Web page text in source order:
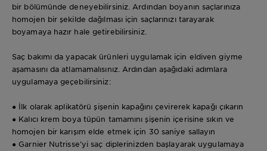
bir bölümünde deneyebilirsiniz. Ardından boyanın saçlarınıza
homojen bir şekilde dağılması için saçlarınızı tarayarak
boyamaya hazır hale getirebilirsiniz.
Saç bakımı da yapacak ürünleri uygulamak için eldiven giyme
aşamasını da atlamamalısınız. Ardından aşağıdaki adımlara
uygulamaya geçebilirsiniz:
● İlk olarak aplikatörü şişenin kapağını çevirerek kapağı çıkarın
● Kalıcı krem boya tüpün tamamını şişenin içerisine sıkın ve
homojen bir karışım elde etmek için 30 saniye sallayın
● Garnier Nutrisse’yi saç diplerinizden başlayarak uygulamaya